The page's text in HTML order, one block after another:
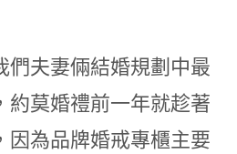
們夫妻倆結婚規劃中最
約莫婚禮前一年就趁著
因為品牌婚戒專櫃主要